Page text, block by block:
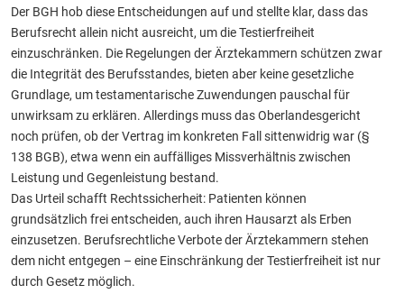
Der BGH hob diese Entscheidungen auf und stellte klar, dass das
Berufsrecht allein nicht ausreicht, um die Testierfreiheit
einzuschränken. Die Regelungen der Ärztekammern schützen zwar
die Integrität des Berufsstandes, bieten aber keine gesetzliche
Grundlage, um testamentarische Zuwendungen pauschal für
unwirksam zu erklären. Allerdings muss das Oberlandesgericht
noch prüfen, ob der Vertrag im konkreten Fall sittenwidrig war (§
138 BGB), etwa wenn ein auffälliges Missverhältnis zwischen
Leistung und Gegenleistung bestand.
Das Urteil schafft Rechtssicherheit: Patienten können
grundsätzlich frei entscheiden, auch ihren Hausarzt als Erben
einzusetzen. Berufsrechtliche Verbote der Ärztekammern stehen
dem nicht entgegen – eine Einschränkung der Testierfreiheit ist nur
durch Gesetz möglich.